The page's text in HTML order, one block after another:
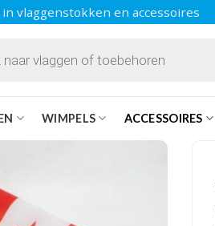
vlaggenstokken en accessoires
WIMPELS ACCESSOIRES